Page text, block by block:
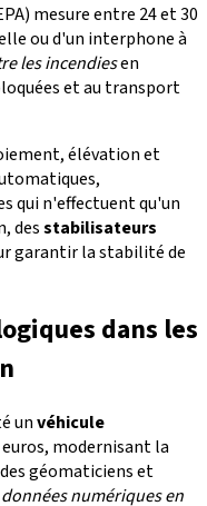
mesure entre 24 et 30
ou d'un interphone à
les incendiesen
et au transport
élévation et
qui n'effectuent qu'un
desstabilisateurs
garantir la stabilité de
dans les
unvéhicule
euros, modernisant la
géomaticiens et
données numériques en